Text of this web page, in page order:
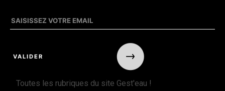
Toutes les rubriques du site Gest'eau !